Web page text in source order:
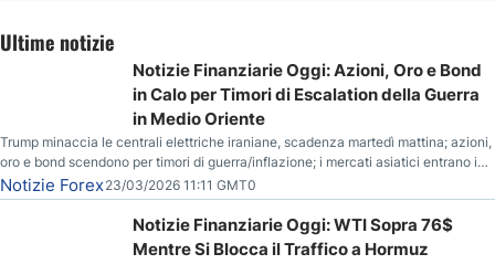
Ultime notizie
Notizie Finanziarie Oggi: Azioni, Oro e Bond
in Calo per Timori di Escalation della Guerra
in Medio Oriente
Trump minaccia le centrali elettriche iraniane, scadenza martedì mattina; azioni,
oro e bond scendono per timori di guerra/inflazione; i mercati asiatici entrano in
correzione; il petrolio greggio resta stabile.
Notizie Forex23/03/2026 11:11 GMT0
Notizie Finanziarie Oggi: WTI Sopra 76$
Mentre Si Blocca il Traffico a Hormuz